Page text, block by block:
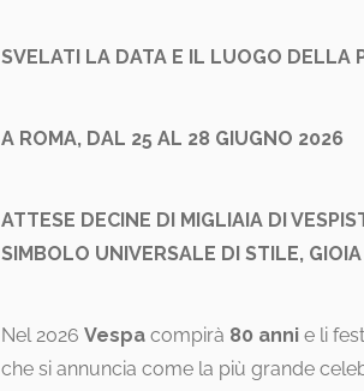
SVELATI LA DATA E IL LUOGO DELLA
A ROMA, DAL 25 AL 28 GIUGNO 2026
ATTESE DECINE DI MIGLIAIA DI
SIMBOLO UNIVERSALE DI STILE,
Nel 2026 Vespa compirà 80 anni e li
che si annuncia come la più grande